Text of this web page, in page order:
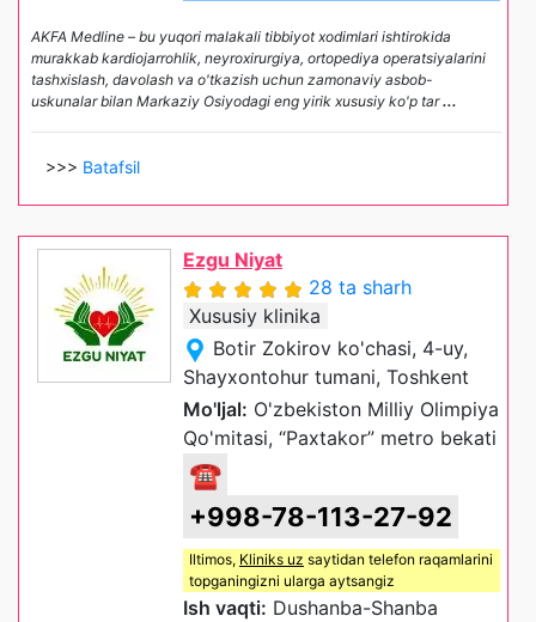
AKFA Medline – bu yuqori malakali tibbiyot xodimlari ishtirokida
murakkab kardiojarrohlik, neyroxirurgiya, ortopediya operatsiyalarini
tashxislash, davolash va o'tkazish uchun zamonaviy asbob-
uskunalar bilan Markaziy Osiyodagi eng yirik xususiy ko'p tar...
>>> Batafsil
Ezgu Niyat
28 ta sharh
Xususiy klinika
Botir Zokirov ko'chasi, 4-uy,
Shayxontohur tumani, Toshkent
Mo'ljal: O'zbekiston Milliy Olimpiya
Qo'mitasi, “Paxtakor” metro bekati
☎
+998-78-113-27-92
Iltimos, Kliniks uz saytidan telefon raqamlarini
topganingizni ularga aytsangiz
Ish vaqti: Dushanba-Shanba